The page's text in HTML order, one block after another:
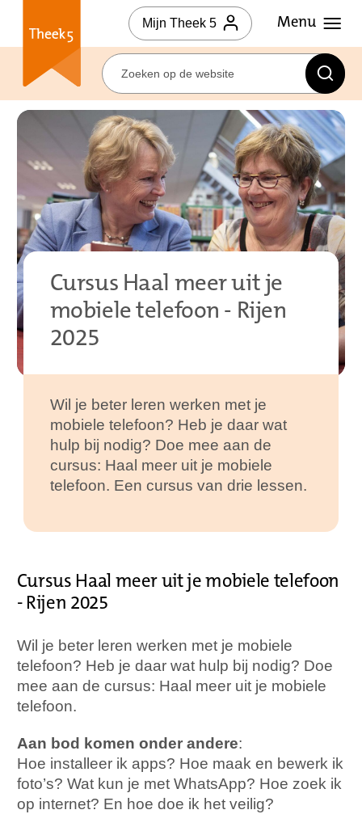
Mijn Theek 5
Cursus Haal meer uit je
mobiele telefoon - Rijen
2025
Wil je beter leren werken met je
mobiele telefoon? Heb je daar wat
hulp bij nodig? Doe mee aan de
cursus: Haal meer uit je mobiele
telefoon. Een cursus van drie lessen.
Cursus Haal meer uit je mobiele telefoon
- Rijen 2025
Wil je beter leren werken met je mobiele
telefoon? Heb je daar wat hulp bij nodig? Doe
mee aan de cursus: Haal meer uit je mobiele
telefoon.
Aan bod komen onder andere:
Hoe installeer ik apps? Hoe maak en bewerk ik
foto’s? Wat kun je met WhatsApp? Hoe zoek ik
op internet? En hoe doe ik het veilig?